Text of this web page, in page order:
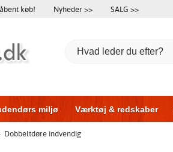
køb! Nyheder >> SALG >>
miljø Værktøj & redskaber
Garageporte
Dobbeltdøre indvendig